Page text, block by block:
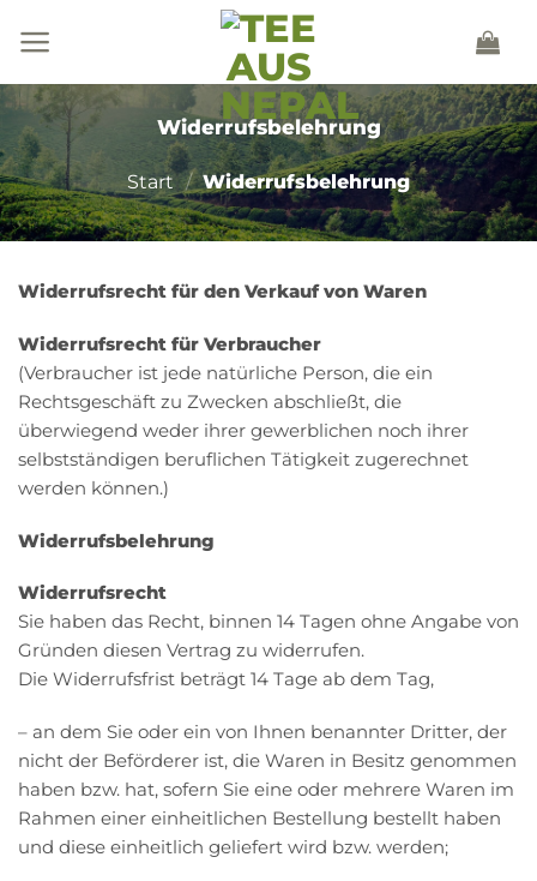
Inhalt
Widerrufsbelehrung
Start / Widerrufsbelehrung
Widerrufsrecht für den Verkauf von Waren
Widerrufsrecht für Verbraucher
(Verbraucher ist jede natürliche Person, die ein
Rechtsgeschäft zu Zwecken abschließt, die
überwiegend weder ihrer gewerblichen noch ihrer
selbstständigen beruflichen Tätigkeit zugerechnet
werden können.)
Widerrufsbelehrung
Widerrufsrecht
Sie haben das Recht, binnen 14 Tagen ohne Angabe von
Gründen diesen Vertrag zu widerrufen.
Die Widerrufsfrist beträgt 14 Tage ab dem Tag,
– an dem Sie oder ein von Ihnen benannter Dritter, der
nicht der Beförderer ist, die Waren in Besitz genommen
haben bzw. hat, sofern Sie eine oder mehrere Waren im
Rahmen einer einheitlichen Bestellung bestellt haben
und diese einheitlich geliefert wird bzw. werden;